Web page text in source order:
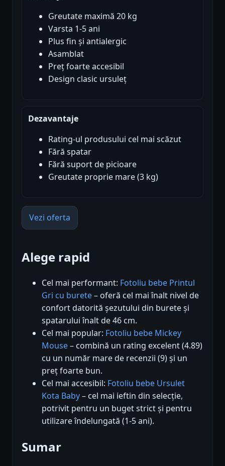
Greutate maximă 20 kg
Varsta 1-5 ani
Plus fin și antialergic
Asamblat
Preț foarte accesibil
Design clasic ursuleț
Dezavantaje
Rating-ul produsului cel mai scăzut
Fără spatar
Fără suport de picioare
Greutate proprie mare (3 kg)
Vezi oferta
Alege rapid
Cel mai performant: Fotoliu bebe Printul
Gri cu burete– oferă cel mai înalt nivel de
confort datorită șezutului din burete și
spatarului înalt de 46 cm.
Cel mai popular: Fotoliu bebe Mickey
Mouse– combină un rating excelent (4.89)
cu un număr mare de recenzii (9) și un
preț foarte bun.
Cel mai accesibil: Fotoliu bebe Ursulet
Kota Baby– cel mai ieftin din selecție,
potrivit pentru un buget strict și pentru
utilizare îndelungată (1-5 ani).
Sumar